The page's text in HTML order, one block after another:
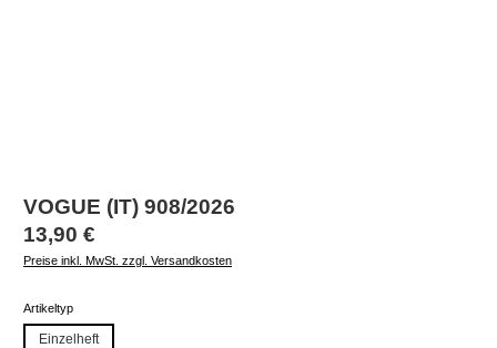
VOGUE (IT) 908/2026
Regulärer Preis:
13,90 €
Preise inkl. MwSt. zzgl. Versandkosten
Artikeltypauswählen
Einzelheft